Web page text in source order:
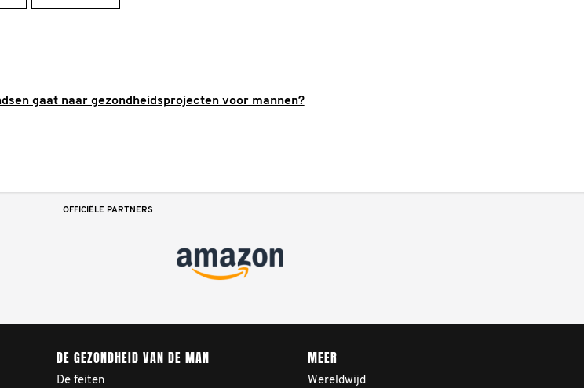
gaat naar gezondheidsprojecten voor mannen?
OFFICIËLE PARTNERS
DE GEZONDHEID VAN DE MAN
De feiten
MEER
Wereldwijd